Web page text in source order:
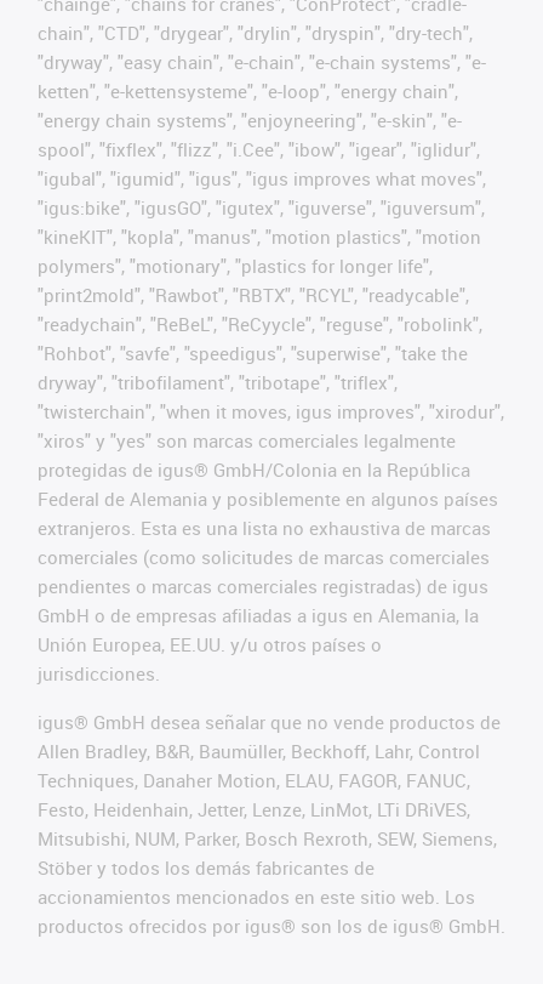
chain", "CTD", "drygear", "drylin", "dryspin", "dry-tech",
"dryway", "easy chain", "e-chain", "e-chain systems", "e-
ketten", "e-kettensysteme", "e-loop", "energy chain",
"energy chain systems", "enjoyneering", "e-skin", "e-
spool", "fixflex", "flizz", "i.Cee", "ibow", "igear", "iglidur",
"igubal", "igumid", "igus", "igus improves what moves",
"igus:bike", "igusGO", "igutex", "iguverse", "iguversum",
"kineKIT", "kopla", "manus", "motion plastics", "motion
polymers", "motionary", "plastics for longer life",
"print2mold", "Rawbot", "RBTX", "RCYL", "readycable",
"readychain", "ReBeL", "ReCyycle", "reguse", "robolink",
"Rohbot", "savfe", "speedigus", "superwise", "take the
dryway", "tribofilament", "tribotape", "triflex",
"twisterchain", "when it moves, igus improves", "xirodur",
"xiros" y "yes" son marcas comerciales legalmente
protegidas de igus® GmbH/Colonia en la República
Federal de Alemania y posiblemente en algunos países
extranjeros. Esta es una lista no exhaustiva de marcas
comerciales (como solicitudes de marcas comerciales
pendientes o marcas comerciales registradas) de igus
GmbH o de empresas afiliadas a igus en Alemania, la
Unión Europea, EE.UU. y/u otros países o
jurisdicciones.
igus® GmbH desea señalar que no vende productos de
Allen Bradley, B&R, Baumüller, Beckhoff, Lahr, Control
Techniques, Danaher Motion, ELAU, FAGOR, FANUC,
Festo, Heidenhain, Jetter, Lenze, LinMot, LTi DRiVES,
Mitsubishi, NUM, Parker, Bosch Rexroth, SEW, Siemens,
Stöber y todos los demás fabricantes de
accionamientos mencionados en este sitio web. Los
productos ofrecidos por igus® son los de igus® GmbH.